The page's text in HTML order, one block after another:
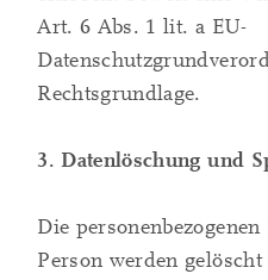
Art. 6 Abs. 1 lit. a EU-
Rechtsgrundlage.
3. Datenlöschung und
Die
Person werden